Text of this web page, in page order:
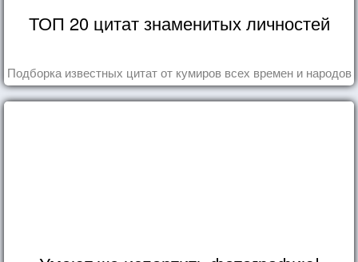
ТОП 20 цитат знаменитых личностей
Подборка известных цитат от кумиров всех времен и народов